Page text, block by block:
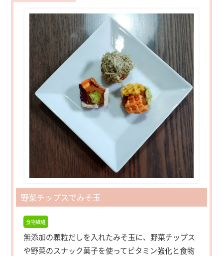
野菜チップスでみそ玉
食物繊維
無添加の顆粒だしを入れたみそ玉に、野菜チップス
や野菜のスナック菓子を使ってビタミン強化と食物